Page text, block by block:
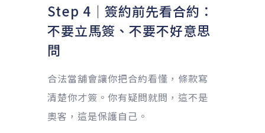
Step 4｜簽約前先看合約：
不要立馬簽、不要不好意思
問
合法當舖會讓你把合約看懂，條款寫
清楚你才簽。你有疑問就問，這不是
奧客，這是保護自己。